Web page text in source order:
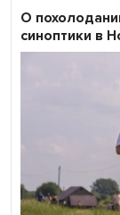
О
синоптики в